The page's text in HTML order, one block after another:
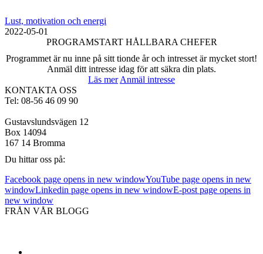
Lust, motivation och energi
2022-05-01
PROGRAMSTART HÅLLBARA CHEFER
Programmet är nu inne på sitt tionde år och intresset är mycket stort!
Anmäl ditt intresse idag för att säkra din plats.
Läs mer Anmäl intresse
KONTAKTA OSS
Tel: 08-56 46 09 90
Gustavslundsvägen 12
Box 14094
167 14 Bromma
Du hittar oss på:
Facebook page opens in new windowYouTube page opens in new
windowLinkedin page opens in new windowE-post page opens in
new window
FRÅN VÅR BLOGG